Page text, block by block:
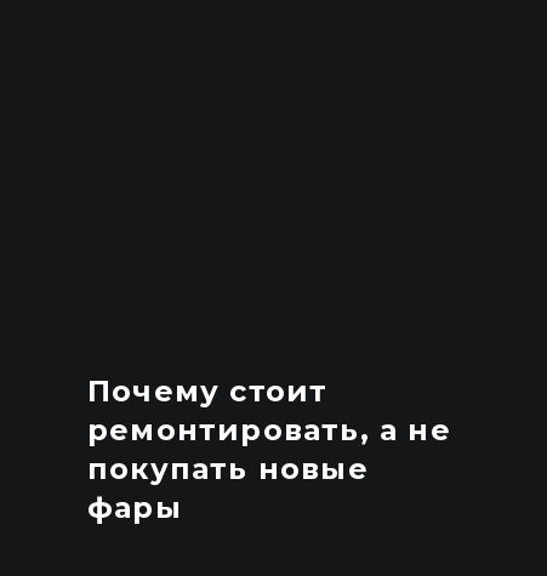
Почему стоит
ремонтировать, а не
покупать новые
фары